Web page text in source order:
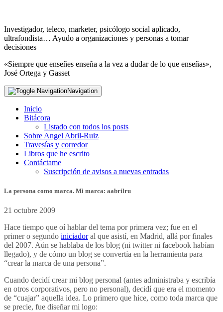
Investigador, teleco, marketer, psicólogo social aplicado,
ultrafondista… Ayudo a organizaciones y personas a tomar
decisiones
«Siempre que enseñes enseña a la vez a dudar de lo que enseñas»,
José Ortega y Gasset
Navigation
Inicio
Bitácora
Listado con todos los posts
Sobre Angel Abril-Ruiz
Travesías y corredor
Libros que he escrito
Contáctame
Suscripción de avisos a nuevas entradas
La persona como marca. Mi marca: aabrilru
21 octubre 2009
Hace tiempo que oí hablar del tema por primera vez; fue en el
primer o segundo iniciadoral que asistí, en Madrid, allá por finales
del 2007. Aún se hablaba de los blog (ni twitter ni facebook habían
llegado), y de cómo un blog se convertía en la herramienta para
“crear la marca de una persona”.
Cuando decidí crear mi blog personal (antes administraba y escribía
en otros corporativos, pero no personal), decidí que era el momento
de “cuajar” aquella idea. Lo primero que hice, como toda marca que
se precie, fue diseñar mi logo: